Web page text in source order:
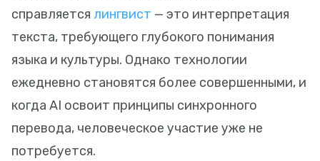
справляется лингвист — это интерпретация
текста, требующего глубокого понимания
языка и культуры. Однако технологии
ежедневно становятся более совершенными, и
когда AI освоит принципы синхронного
перевода, человеческое участие уже не
потребуется.